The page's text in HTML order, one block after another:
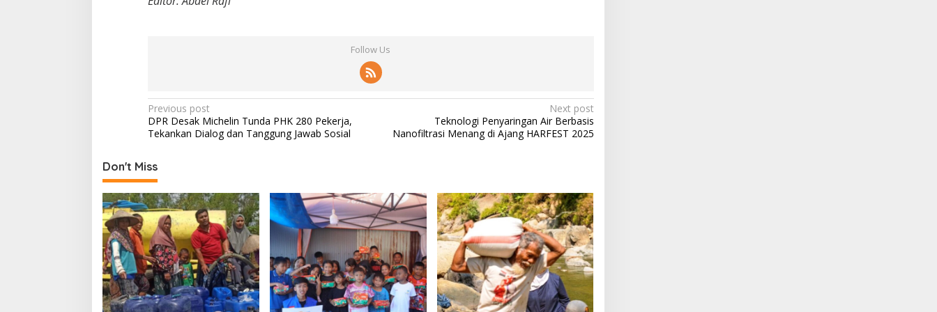
Follow Us
P
o
t
n
a
v
i
g
a
t
Previous post
DPR Desak Michelin Tunda PHK 280 Pekerja,
Tekankan Dialog dan Tanggung Jawab Sosial
Next post
Teknologi Penyaringan Air Berbasis
Nanofiltrasi Menang di Ajang HARFEST 2025
Don't Miss